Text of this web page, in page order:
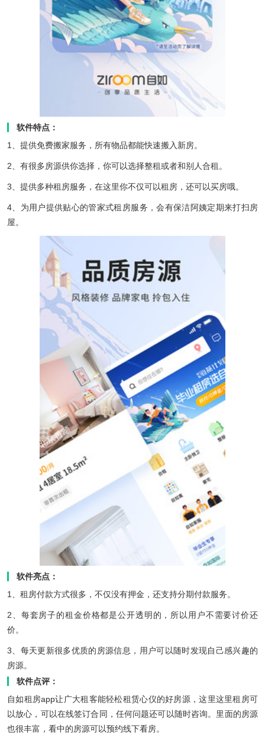
软件特点：
1、提供免费搬家服务，所有物品都能快速搬入新房。
2、有很多房源供你选择，你可以选择整租或者和别人合租。
3、提供多种租房服务，在这里你不仅可以租房，还可以买房哦。
4、为用户提供贴心的管家式租房服务，会有保洁阿姨定期来打扫房
屋。
软件亮点：
1、租房付款方式很多，不仅没有押金，还支持分期付款服务。
2、每套房子的租金价格都是公开透明的，所以用户不需要讨价还
价。
3、每天更新很多优质的房源信息，用户可以随时发现自己感兴趣的
房源。
软件点评：
自如租房app让广大租客能轻松租赁心仪的好房源，这里这里租房可
以放心，可以在线签订合同，任何问题还可以随时咨询。里面的房源
也很丰富，看中的房源可以预约线下看房。